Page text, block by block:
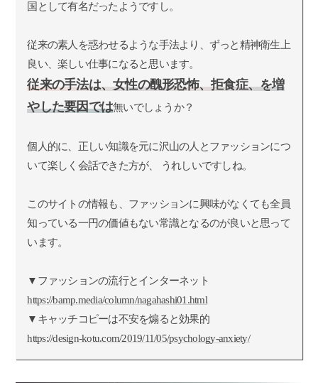
国として有名だったようですし。
従来の素人を惑わせるような手法より、ずっと精神衛生上
良い、楽しい仕事になると思います。
従来の手法は、女性の醜形恐怖、拒食症、を増
やした要因では無いでしょうか？
個人的に、正しい知識を元に沢山の人とファッションにつ
いて楽しく会話できた方が、 うれしいですしね。
このサイトの情報も、ファッションに興味がなくても全員
知っている一円の価値もない常識となるのが良いと思って
います。
▼ファッションの流行とインターネット
https://bamp.media/column/nagahashi01.html
▼キャッチコピーは不安を煽ると効果的
https://design-kotu.com/2019/11/05/psychology-anxiety/